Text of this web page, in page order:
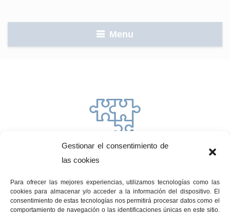
Gestionar el consentimiento de
las cookies
Para ofrecer las mejores experiencias, utilizamos tecnologías como las
cookies para almacenar y/o acceder a la información del dispositivo. El
consentimiento de estas tecnologías nos permitirá procesar datos como el
comportamiento de navegación o las identificaciones únicas en este sitio.
Menu
EQUIPO MULTIDISCIPLINAR
En aras a lograr una mayor comodidad del cliente,
además de la imprescindible visión global del